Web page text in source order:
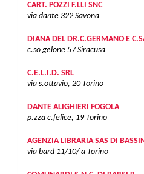
CART. POZZI F.LLI SNC
via dante 322 Savona
DIANA DEL DR.C.GERMANO E
c.so gelone 57 Siracusa
C.E.L.I.D. SRL
via s.ottavio, 20 Torino
DANTE ALIGHIERI FOGOLA
p.zza c.felice, 19 Torino
AGENZIA LIBRARIA SAS DI
via bard 11/10/ a Torino